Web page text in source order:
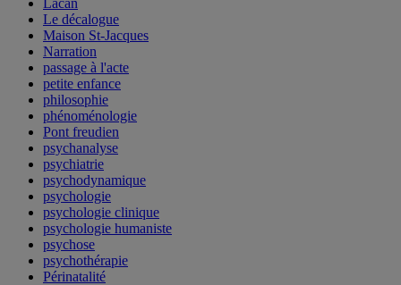
Le décalogue
Maison St-Jacques
Narration
passage à l'acte
petite enfance
philosophie
phénoménologie
Pont freudien
psychanalyse
psychiatrie
psychodynamique
psychologie
psychologie clinique
psychologie humaniste
psychose
psychothérapie
Périnatalité